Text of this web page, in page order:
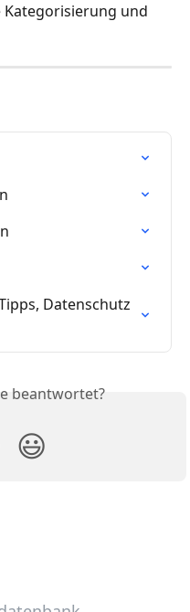
und
Datenschutz
beantwortet?
😃